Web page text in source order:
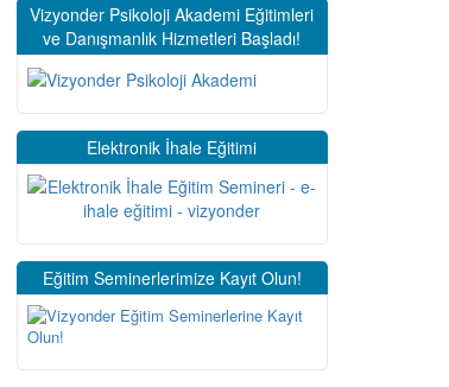
Vizyonder Psikoloji Akademi Eğitimleri
ve Danışmanlık Hizmetleri Başladı!
Elektronik İhale Eğitimi
Eğitim Seminerlerimize Kayıt Olun!